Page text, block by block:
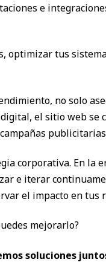
e
optimizar tus
no solo
el sitio web se
corporativa. En la
e iterar
el impacto en tus
mejorarlo?
soluciones